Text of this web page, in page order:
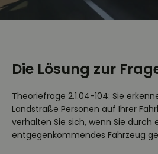
Die Lösung zur
Theoriefrage 2.1.04-104: Sie
Landstraße Personen auf Ihrer
verhalten Sie sich, wenn Sie durch
entgegenkommendes Fahrzeug